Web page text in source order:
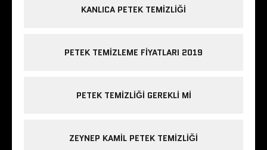
KANLICA PETEK TEMIZLIĞI
PETEK TEMIZLEME FIYATLARI 2019
PETEK TEMIZLIĞI GEREKLI MI
ZEYNEP KAMIL PETEK TEMIZLIĞI